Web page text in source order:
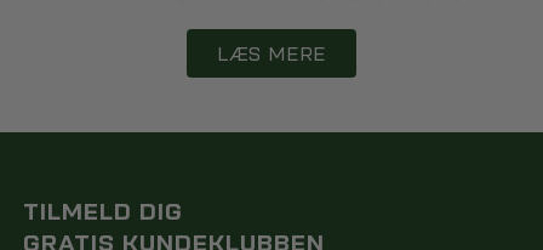
position.
usynligt lys. Dette betyder, at dine mål ikke vil opdage, at de er
LÆS MERE
TILMELD DIG
GRATIS KUNDEKLUBBEN